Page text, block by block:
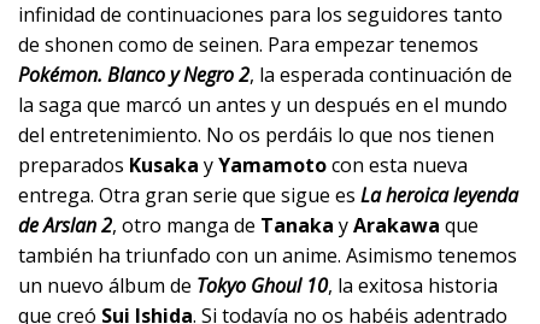
infinidad de continuaciones para los seguidores tanto
de shonen como de seinen. Para empezar tenemos
Pokémon. Blanco y Negro 2, la esperada continuación de
la saga que marcó un antes y un después en el mundo
del entretenimiento. No os perdáis lo que nos tienen
preparados Kusaka yYamamotocon esta nueva
entrega. Otra gran serie que sigue es La heroica leyenda
de Arslan 2, otro manga de Tanaka yArakawa que
también ha triunfado con un anime. Asimismo tenemos
un nuevo álbum de Tokyo Ghoul 10, la exitosa historia
que creó Sui Ishida. Si todavía no os habéis adentrado